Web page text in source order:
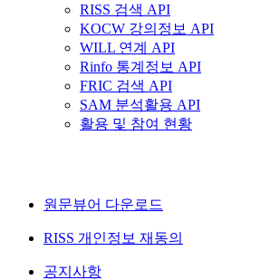
RISS 검색 API
KOCW 강의정보 API
WILL 연계 API
Rinfo 통계정보 API
FRIC 검색 API
SAM 분석활용 API
활용 및 참여 현황
원문뷰어 다운로드
RISS 개인정보 재동의
공지사항